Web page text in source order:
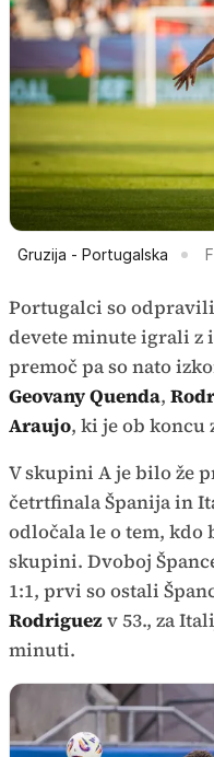
Gruzija - Portugalska
Portugalci so
devete minute igrali z
premoč pa so nato
Geovany Quenda,
Araujo, ki je ob koncu
V skupini A je bilo že
četrtfinala Španija in
odločala le o tem,
skupini. Dvoboj
1:1, prvi so ostali
Rodriguezv 53., za
minuti.